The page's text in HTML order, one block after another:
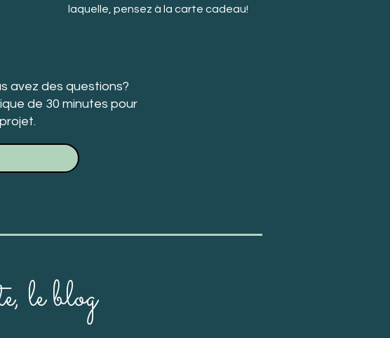
laquelle, pensez à la carte cadeau!
avez des questions?
de 30 minutes pour
le blog